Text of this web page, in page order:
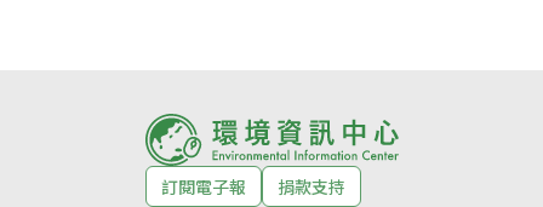
訂閱電子報 捐款支持